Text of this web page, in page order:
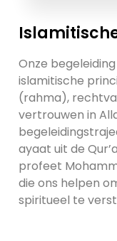
Onze
islamitische
(rahma),
vertrouwen in
ayaat uit de
profeet
die ons helpen
spiritueel te